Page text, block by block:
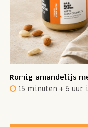
Romig amandelijs
15 minuten + 6 uur